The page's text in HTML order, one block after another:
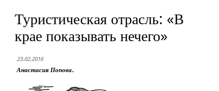
Туристическая отрасль: «В
крае показывать нечего»
23.02.2016
Анастасия Попова.